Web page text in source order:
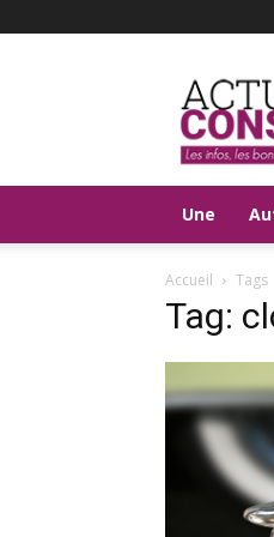
Actu
Une
Accueil Tags
Tag: